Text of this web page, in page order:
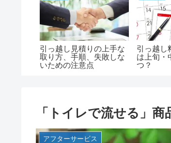
引っ越し見積りの上手な
取り方、手順、失敗しな
いための注意点
引っ越し
は上旬・
つ？
「トイレで流せる」
アフターサービス